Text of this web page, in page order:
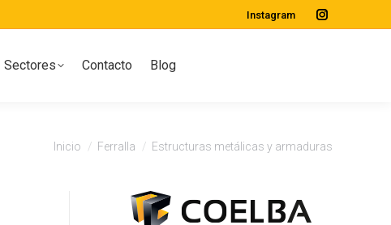
Instagram
Instagram
Sectores Contacto Blog
Estás aquí:
Inicio Ferralla Estructuras metálicas y armaduras